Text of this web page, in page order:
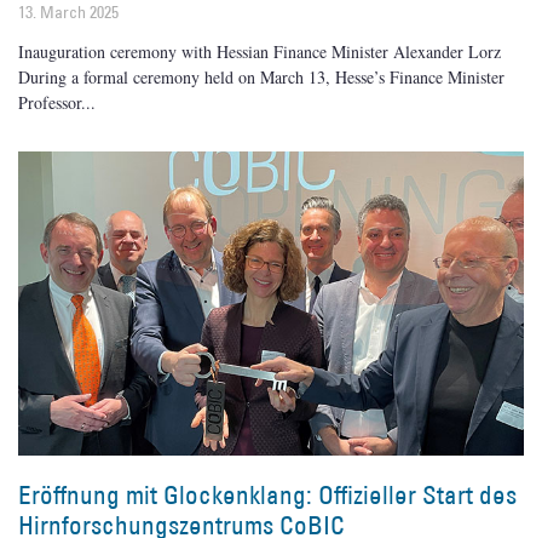
13. March 2025
Inauguration ceremony with Hessian Finance Minister Alexander Lorz
During a formal ceremony held on March 13, Hesse’s Finance Minister
Professor
Eröffnung mit Glockenklang: Offizieller Start des
Hirnforschungszentrums CoBIC